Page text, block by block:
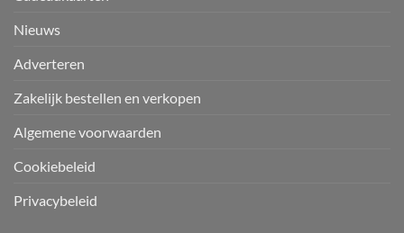
Nieuws
Adverteren
Zakelijk bestellen en verkopen
Algemene voorwaarden
Cookiebeleid
Privacybeleid